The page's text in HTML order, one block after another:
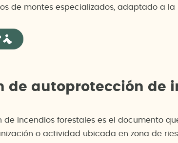
de montes especializados, adaptado a
de autoprotección de
de incendios forestales es el documento
o actividad ubicada en zona de